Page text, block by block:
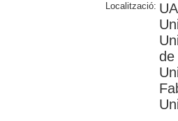
Localització:
de